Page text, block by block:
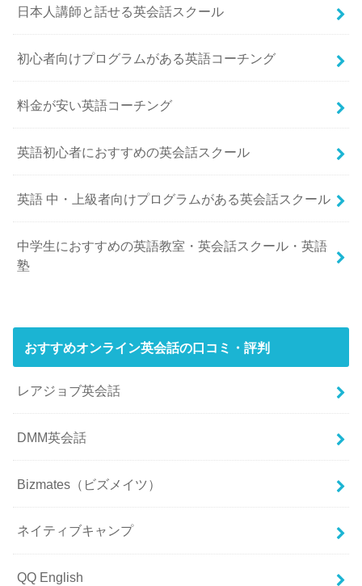
日本人講師と話せる英会話スクール
初心者向けプログラムがある英語コーチング
料金が安い英語コーチング
英語初心者におすすめの英会話スクール
英語 中・上級者向けプログラムがある英会話スクール
中学生におすすめの英語教室・英会話スクール・英語
塾
おすすめオンライン英会話の口コミ・評判
レアジョブ英会話
DMM英会話
Bizmates（ビズメイツ）
ネイティブキャンプ
QQ English